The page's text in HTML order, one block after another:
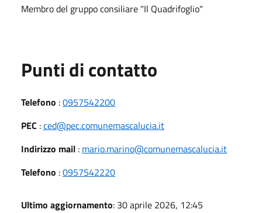
Membro del gruppo consiliare "Il Quadrifoglio"
Punti di contatto
Telefono :0957542200
PEC :ced@pec.comunemascalucia.it
Indirizzo mail : mario.marino@comunemascalucia.it
Telefono :0957542220
Ultimo aggiornamento: 30 aprile 2026, 12:45